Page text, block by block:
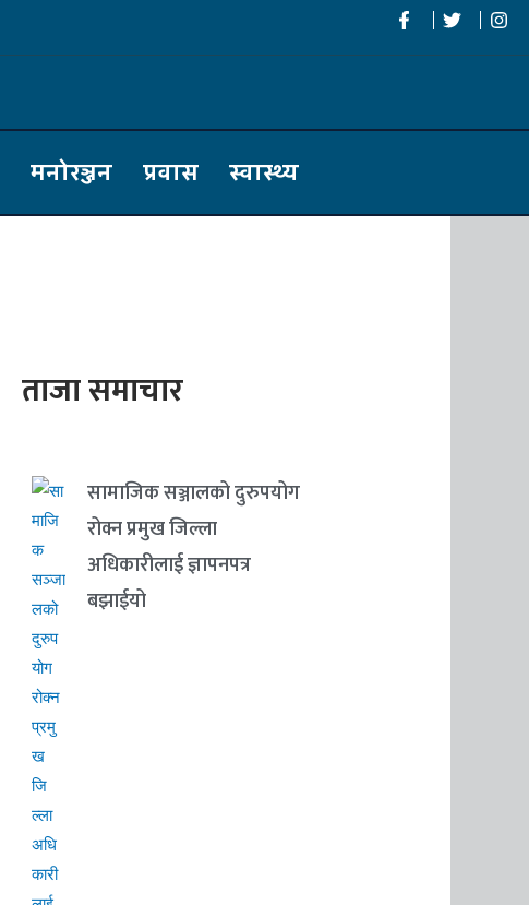
मनोरञ्जन प्रवास स्वास्थ्य
ताजा समाचार
सामाजिक सञ्जालको दुरुपयोग
रोक्न प्रमुख जिल्ला
अधिकारीलाई ज्ञापनपत्र
बझाईयो